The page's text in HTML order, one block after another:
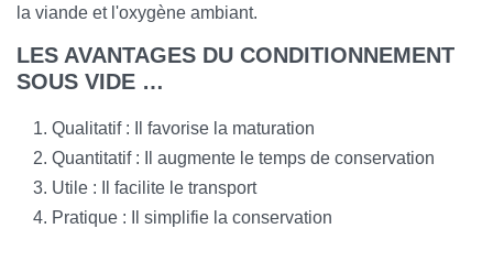
la viande et l'oxygène ambiant.
LES AVANTAGES DU CONDITIONNEMENT
SOUS VIDE …
Qualitatif : Il favorise la maturation
Quantitatif : Il augmente le temps de conservation
Utile : Il facilite le transport
Pratique : Il simplifie la conservation